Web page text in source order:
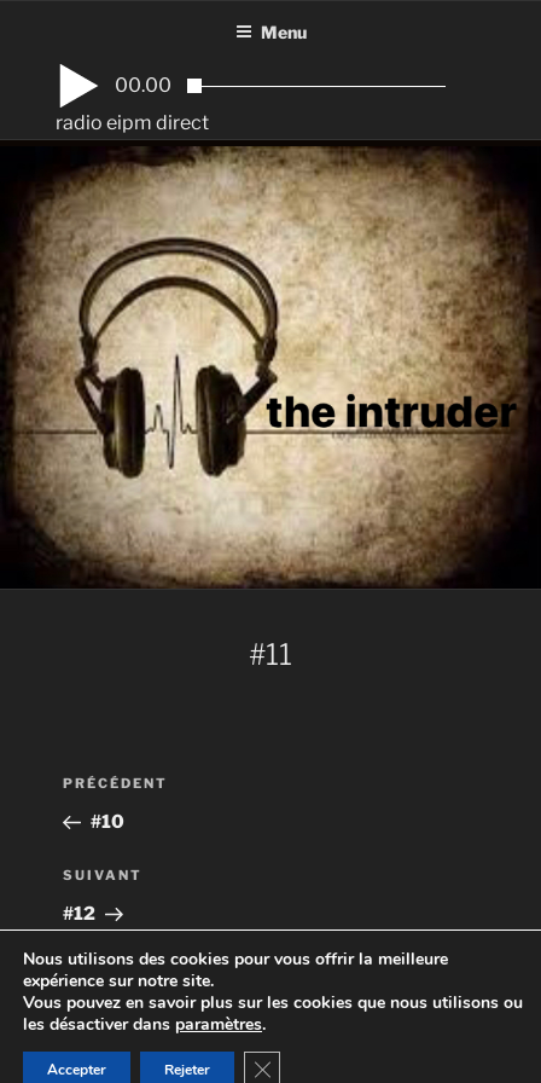
contenu
principal
Menu
00.00
radio eipm direct
#11
Navigation
l’article
Article
précédent
PRÉCÉDENT
#10
Article
suivant
SUIVANT
#12
Politique de confidentialité
Nous utilisons des cookies pour vous offrir la meilleure
expérience sur notre site.
Vous pouvez en savoir plus sur les cookies que nous utilisons ou
les désactiver dans paramètres.
Accepter Rejeter Fermer la bannière des cookies